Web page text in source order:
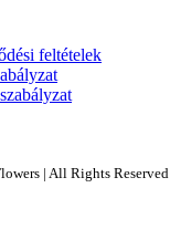
feltételek
| All Rights Reserved